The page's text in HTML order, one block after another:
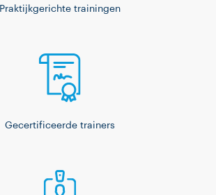
Praktijkgerichte trainingen
Gecertificeerde trainers